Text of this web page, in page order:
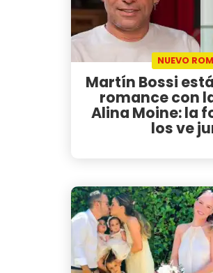
NUEVO
Martín Bossi
romance con
Alina Moine: la
los ve